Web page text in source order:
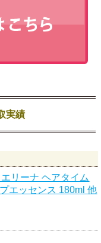
実績
リーナ ヘアタイム
エッセンス 180ml 他